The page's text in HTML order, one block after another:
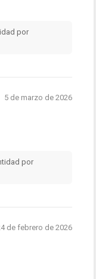
por
5 de marzo de 2026
por
de febrero de 2026